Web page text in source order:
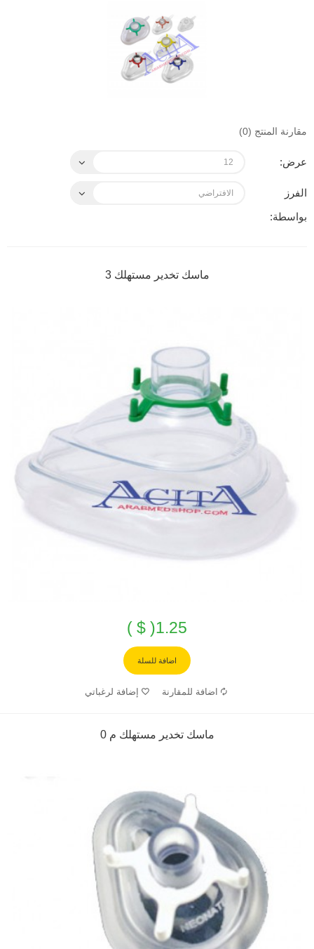
مقارنة المنتج (0)
عرض:
الفرز
بواسطة:
ماسك تخدير مستهلك 3
1.25( $ )
اضافة للسلة
اضافة للمقارنة إضافة لرغباتي
ماسك تخدير مستهلك م 0